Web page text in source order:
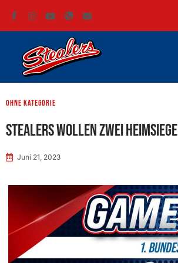
ohne Kategorie
Stealers wollen zwei Heimsiege
Juni 21, 2023